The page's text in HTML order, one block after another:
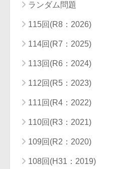
ランダム問題
115回(R8：2026)
114回(R7：2025)
113回(R6：2024)
112回(R5：2023)
111回(R4：2022)
110回(R3：2021)
109回(R2：2020)
108回(H31：2019)